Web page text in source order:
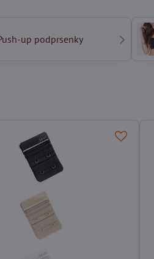
up podprsenky